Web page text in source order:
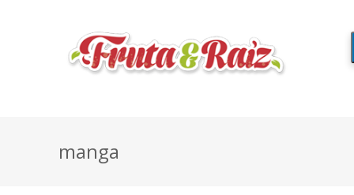
manga